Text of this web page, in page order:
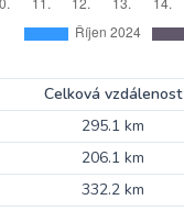
Celková vzdálenost
295.1 km
206.1 km
332.2 km